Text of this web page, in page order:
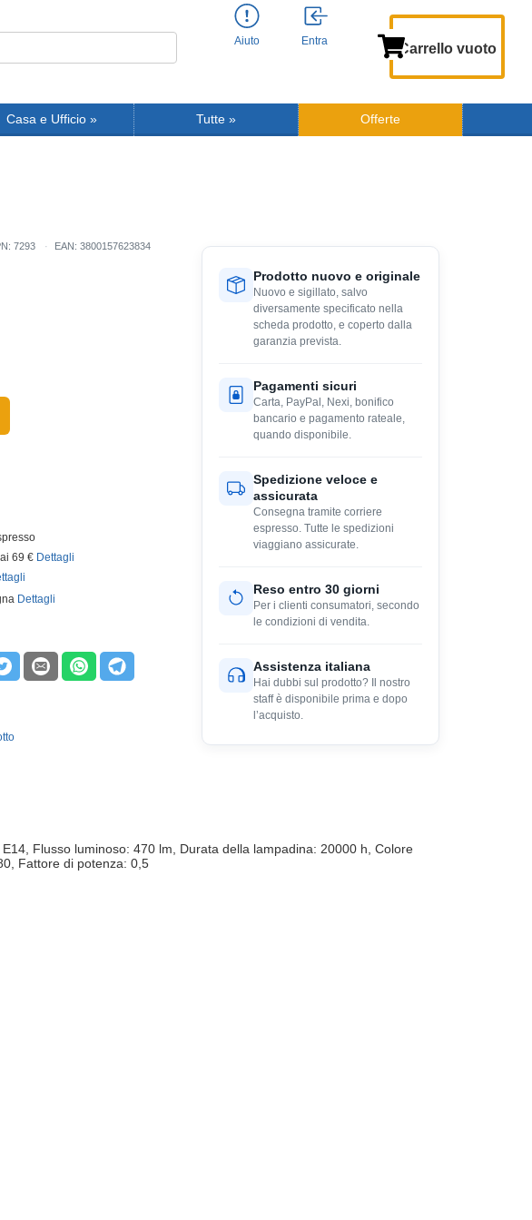
Aiuto Entra Carrello vuoto
Casa e Ufficio » Tutte » Offerte
7293 EAN: 3800157623834
69 € Dettagli
Dettagli
Prodotto nuovo e originale
Nuovo e sigillato, salvo
diversamente specificato nella
scheda prodotto, e coperto dalla
garanzia prevista.
Pagamenti sicuri
Carta, PayPal, Nexi, bonifico
bancario e pagamento rateale,
quando disponibile.
Spedizione veloce e
assicurata
Consegna tramite corriere
espresso. Tutte le spedizioni
viaggiano assicurate.
Reso entro 30 giorni
Per i clienti consumatori, secondo
le condizioni di vendita.
Assistenza italiana
Hai dubbi sul prodotto? Il nostro
staff è disponibile prima e dopo
l’acquisto.
Flusso luminoso: 470 lm, Durata della lampadina: 20000 h, Colore
Fattore di potenza: 0,5